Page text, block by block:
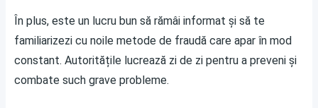
În plus, este un lucru bun să rămâi informat și să te
familiarizezi cu noile metode de fraudă care apar în mod
constant. Autoritățile lucrează zi de zi pentru a preveni și
combate such grave probleme.